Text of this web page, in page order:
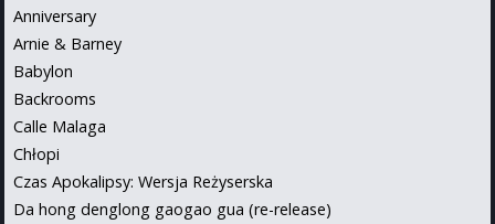
Anniversary
Arnie & Barney
Babylon
Backrooms
Calle Malaga
Chłopi
Czas Apokalipsy: Wersja Reżyserska
Da hong denglong gaogao gua (re-release)